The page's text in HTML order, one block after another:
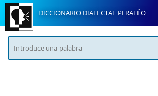
DICCIONARIO DIALECTAL PERALÊO